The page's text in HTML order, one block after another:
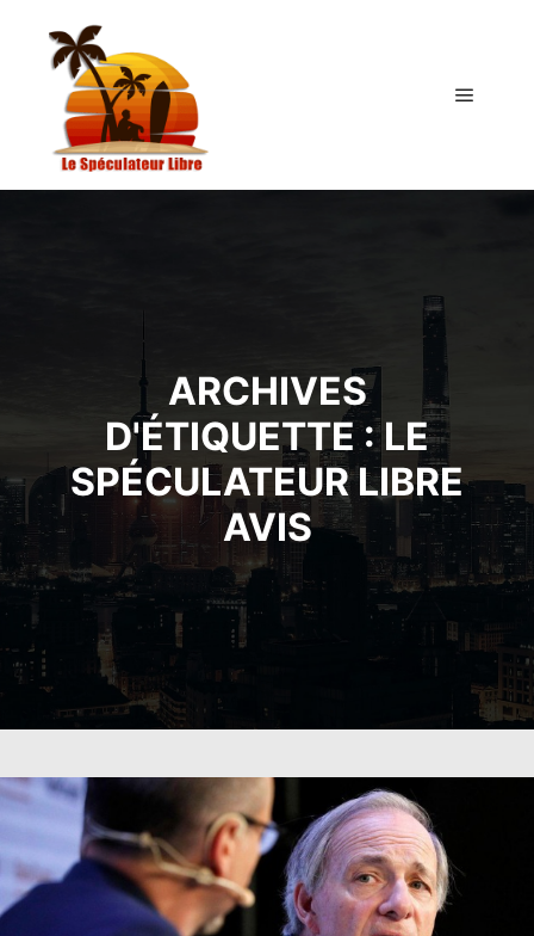
ARCHIVES
D'ÉTIQUETTE :LE
SPÉCULATEUR LIBRE
AVIS